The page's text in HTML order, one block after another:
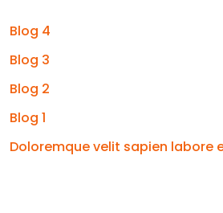
Blog 4
Blog 3
Blog 2
Blog 1
Doloremque velit sapien labore